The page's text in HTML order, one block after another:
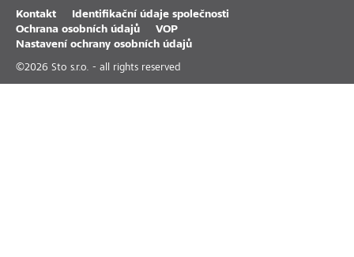
Kontakt
Identifikační údaje společnosti
Ochrana osobních údajů
VOP
Nastavení ochrany osobních údajů
©2026 Sto s.r.o. - all rights reserved